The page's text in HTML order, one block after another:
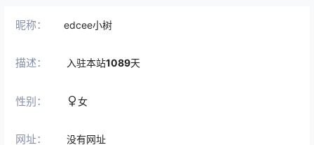
昵称： edcee小树
描述： 入驻本站1089天
性别： 女
网址： 没有网址